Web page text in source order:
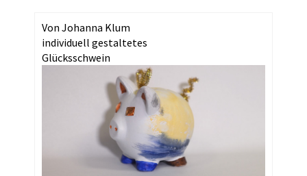
Von Johanna Klum
individuell gestaltetes
Glücksschwein